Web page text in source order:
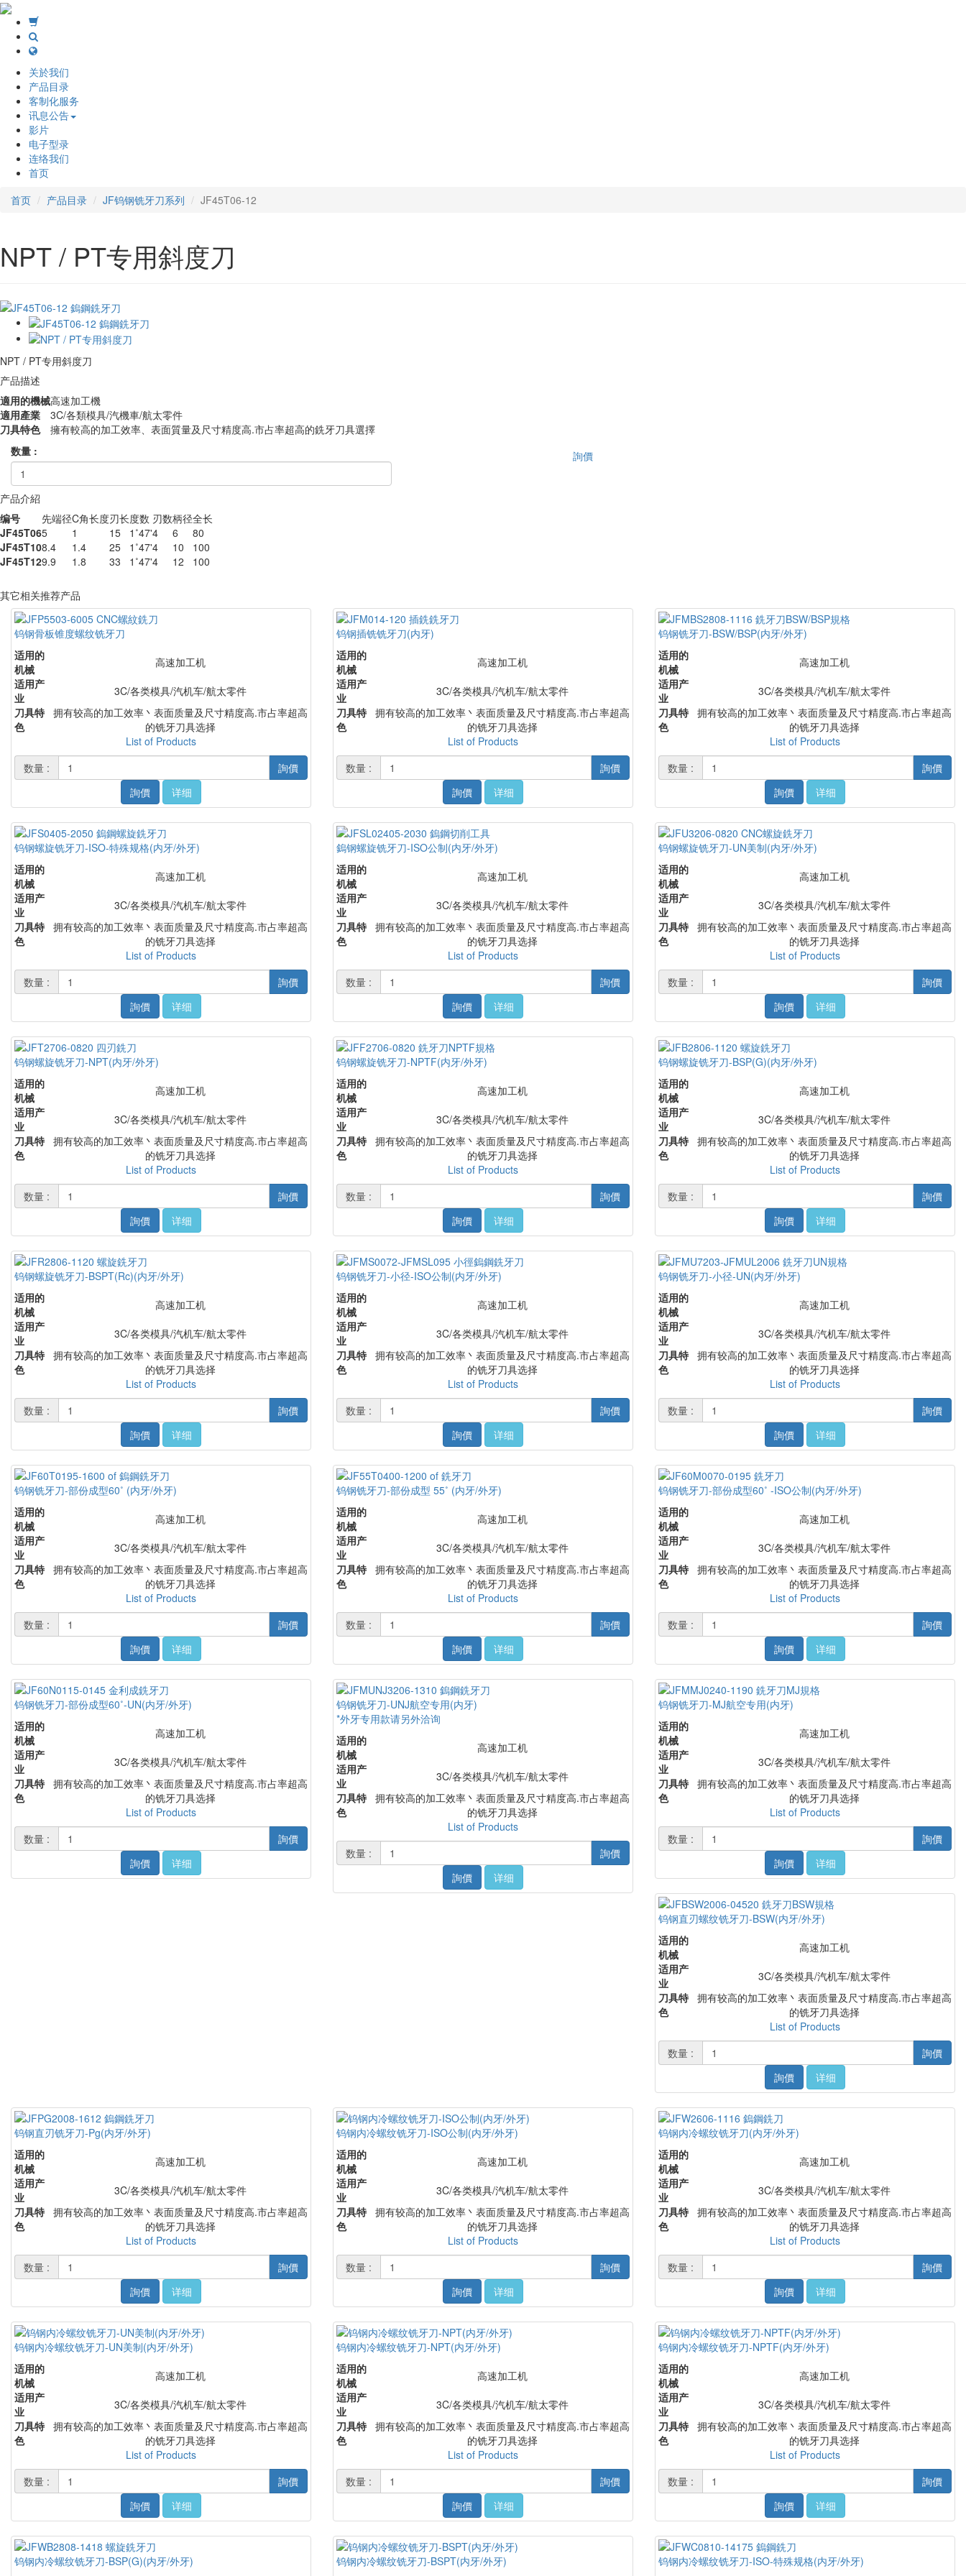
关於我们
产品目录
客制化服务
讯息公告
影片
电子型录
连络我们
首页
首页
产品目录 JF钨钢铣牙刀系列 JF45T06-12
NPT / PT专用斜度刀
NPT / PT专用斜度刀
产品描述
適用的機械高速加工機
適用產業
3C/各類模具/汽機車/航太零件
刀具特色
擁有較高的加工效率、表面質量及尺寸精度高.市占率超高的銑牙刀具選擇
数量 :
詢價
产品介紹
编号
先端径C角长度刃长度数 刃数柄径全长
JF45T065 1 15 1˚47'4 6
80
JF45T108.4 1.4 25 1˚47'4 10
100
JF45T129.9 1.8 33 1˚47'4 12 100
其它相关推荐产品
钨钢骨板锥度螺纹铣牙刀
适用的
机械
高速加工机
适用产
业
3C/各类模具/汽机车/航太零件
刀具特
色
拥有较高的加工效率丶表面质量及尺寸精度高.市占率超高
的铣牙刀具选择
List of Products
数量 :
詢價
詢價
详细
钨钢插铣铣牙刀(内牙)
适用的
机械
高速加工机
适用产
业
3C/各类模具/汽机车/航太零件
刀具特
色
拥有较高的加工效率丶表面质量及尺寸精度高.市占率超高
的铣牙刀具选择
List of Products
数量 :
詢價
詢價
详细
钨钢铣牙刀-BSW/BSP(内牙/外牙)
适用的
机械
高速加工机
适用产
业
3C/各类模具/汽机车/航太零件
刀具特
色
拥有较高的加工效率丶表面质量及尺寸精度高.市占率超高
的铣牙刀具选择
List of Products
数量 :
詢價
詢價
详细
钨钢螺旋铣牙刀-ISO-特殊规格(内牙/外牙)
适用的
机械
高速加工机
适用产
业
3C/各类模具/汽机车/航太零件
刀具特
色
拥有较高的加工效率丶表面质量及尺寸精度高.市占率超高
的铣牙刀具选择
List of Products
数量 :
詢價
詢價
详细
鎢钢螺旋铣牙刀-ISO公制(内牙/外牙)
适用的
机械
高速加工机
适用产
业
3C/各类模具/汽机车/航太零件
刀具特
色
拥有较高的加工效率丶表面质量及尺寸精度高.市占率超高
的铣牙刀具选择
List of Products
数量 :
詢價
詢價
详细
钨钢螺旋铣牙刀-UN美制(内牙/外牙)
适用的
机械
高速加工机
适用产
业
3C/各类模具/汽机车/航太零件
刀具特
色
拥有较高的加工效率丶表面质量及尺寸精度高.市占率超高
的铣牙刀具选择
List of Products
数量 :
詢價
詢價
详细
钨钢螺旋铣牙刀-NPT(内牙/外牙)
适用的
机械
高速加工机
适用产
业
3C/各类模具/汽机车/航太零件
刀具特
色
拥有较高的加工效率丶表面质量及尺寸精度高.市占率超高
的铣牙刀具选择
List of Products
数量 :
詢價
詢價
详细
钨钢螺旋铣牙刀-NPTF(内牙/外牙)
适用的
机械
高速加工机
适用产
业
3C/各类模具/汽机车/航太零件
刀具特
色
拥有较高的加工效率丶表面质量及尺寸精度高.市占率超高
的铣牙刀具选择
List of Products
数量 :
詢價
詢價
详细
钨钢螺旋铣牙刀-BSP(G)(内牙/外牙)
适用的
机械
高速加工机
适用产
业
3C/各类模具/汽机车/航太零件
刀具特
色
拥有较高的加工效率丶表面质量及尺寸精度高.市占率超高
的铣牙刀具选择
List of Products
数量 :
詢價
詢價
详细
钨钢螺旋铣牙刀-BSPT(Rc)(内牙/外牙)
适用的
机械
高速加工机
适用产
业
3C/各类模具/汽机车/航太零件
刀具特
色
拥有较高的加工效率丶表面质量及尺寸精度高.市占率超高
的铣牙刀具选择
List of Products
数量 :
詢價
詢價
详细
钨钢铣牙刀-小径-ISO公制(内牙/外牙)
适用的
机械
高速加工机
适用产
业
3C/各类模具/汽机车/航太零件
刀具特
色
拥有较高的加工效率丶表面质量及尺寸精度高.市占率超高
的铣牙刀具选择
List of Products
数量 :
詢價
詢價
详细
钨钢铣牙刀-小径-UN(内牙/外牙)
适用的
机械
高速加工机
适用产
业
3C/各类模具/汽机车/航太零件
刀具特
色
拥有较高的加工效率丶表面质量及尺寸精度高.市占率超高
的铣牙刀具选择
List of Products
数量 :
詢價
詢價
详细
钨钢铣牙刀-部份成型60˚ (内牙/外牙)
适用的
机械
高速加工机
适用产
业
3C/各类模具/汽机车/航太零件
刀具特
色
拥有较高的加工效率丶表面质量及尺寸精度高.市占率超高
的铣牙刀具选择
List of Products
数量 :
詢價
詢價
详细
钨钢铣牙刀-部份成型 55˚ (内牙/外牙)
适用的
机械
高速加工机
适用产
业
3C/各类模具/汽机车/航太零件
刀具特
色
拥有较高的加工效率丶表面质量及尺寸精度高.市占率超高
的铣牙刀具选择
List of Products
数量 :
詢價
詢價
详细
钨钢铣牙刀-部份成型60˚ -ISO公制(内牙/外牙)
适用的
机械
高速加工机
适用产
业
3C/各类模具/汽机车/航太零件
刀具特
色
拥有较高的加工效率丶表面质量及尺寸精度高.市占率超高
的铣牙刀具选择
List of Products
数量 :
詢價
詢價
详细
钨钢铣牙刀-部份成型60˚-UN(内牙/外牙)
适用的
机械
高速加工机
适用产
业
3C/各类模具/汽机车/航太零件
刀具特
色
拥有较高的加工效率丶表面质量及尺寸精度高.市占率超高
的铣牙刀具选择
List of Products
数量 :
詢價
詢價
详细
钨钢铣牙刀-UNJ航空专用(内牙)
*外牙专用款请另外洽询
适用的
机械
高速加工机
适用产
业
3C/各类模具/汽机车/航太零件
刀具特
色
拥有较高的加工效率丶表面质量及尺寸精度高.市占率超高
的铣牙刀具选择
List of Products
数量 :
詢價
詢價
详细
钨钢铣牙刀-MJ航空专用(内牙)
适用的
机械
高速加工机
适用产
业
3C/各类模具/汽机车/航太零件
刀具特
色
拥有较高的加工效率丶表面质量及尺寸精度高.市占率超高
的铣牙刀具选择
List of Products
数量 :
詢價
詢價
详细
钨钢直刃螺纹铣牙刀-BSW(内牙/外牙)
适用的
机械
高速加工机
适用产
业
3C/各类模具/汽机车/航太零件
刀具特
色
拥有较高的加工效率丶表面质量及尺寸精度高.市占率超高
的铣牙刀具选择
List of Products
数量 :
詢價
詢價
详细
钨钢直刃铣牙刀-Pg(内牙/外牙)
适用的
机械
高速加工机
适用产
业
3C/各类模具/汽机车/航太零件
刀具特
色
拥有较高的加工效率丶表面质量及尺寸精度高.市占率超高
的铣牙刀具选择
List of Products
数量 :
詢價
詢價
详细
钨钢内冷螺纹铣牙刀-ISO公制(内牙/外牙)
适用的
机械
高速加工机
适用产
业
3C/各类模具/汽机车/航太零件
刀具特
色
拥有较高的加工效率丶表面质量及尺寸精度高.市占率超高
的铣牙刀具选择
List of Products
数量 :
詢價
詢價
详细
钨钢内冷螺纹铣牙刀(内牙/外牙)
适用的
机械
高速加工机
适用产
业
3C/各类模具/汽机车/航太零件
刀具特
色
拥有较高的加工效率丶表面质量及尺寸精度高.市占率超高
的铣牙刀具选择
List of Products
数量 :
詢價
詢價
详细
钨钢内冷螺纹铣牙刀-UN美制(内牙/外牙)
适用的
机械
高速加工机
适用产
业
3C/各类模具/汽机车/航太零件
刀具特
色
拥有较高的加工效率丶表面质量及尺寸精度高.市占率超高
的铣牙刀具选择
List of Products
数量 :
詢價
詢價
详细
钨钢内冷螺纹铣牙刀-NPT(内牙/外牙)
适用的
机械
高速加工机
适用产
业
3C/各类模具/汽机车/航太零件
刀具特
色
拥有较高的加工效率丶表面质量及尺寸精度高.市占率超高
的铣牙刀具选择
List of Products
数量 :
詢價
詢價
详细
钨钢内冷螺纹铣牙刀-NPTF(内牙/外牙)
适用的
机械
高速加工机
适用产
业
3C/各类模具/汽机车/航太零件
刀具特
色
拥有较高的加工效率丶表面质量及尺寸精度高.市占率超高
的铣牙刀具选择
List of Products
数量 :
詢價
詢價
详细
钨钢内冷螺纹铣牙刀-BSP(G)(内牙/外牙)
钨钢内冷螺纹铣牙刀-BSPT(内牙/外牙)
钨钢内冷螺纹铣牙刀-ISO-特殊规格(内牙/外牙)